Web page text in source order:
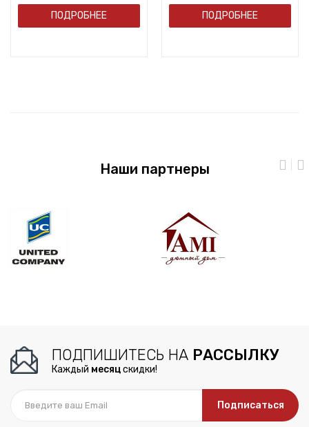
ПОДРОБНЕЕ ПОДРОБНЕЕ
Наши партнеры
ПОДПИШИТЕСЬ НА РАССЫЛКУ
Каждый месяцскидки!
Подписаться